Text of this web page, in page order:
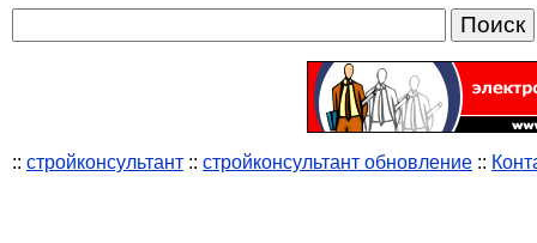
:: стройконсультант :: стройконсультант обновление ::